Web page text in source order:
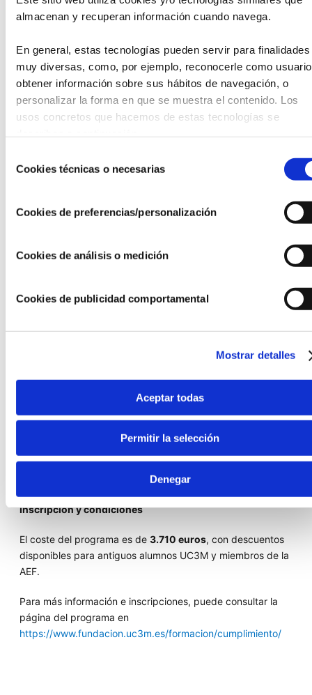
almacenan y recuperan información cuando navega.
En general, estas tecnologías pueden servir para finalidades
muy diversas, como, por ejemplo, reconocerle como
obtener información sobre sus hábitos de navegación, o
personalizar la forma en que se muestra el contenido. Los
usos concretos que hacemos de estas tecnologías se
deCookies técnicas o necesarias
Cookies de preferencias/personalización
Cookies de análisis o medición
Cookies de publicidad comportamental
Mostrar detalles
Aceptar todas
Permitir la selección
Denegar
Ética corporativa y responsabilidad social
Sistemas de gestión de compliance
Elaboración de mapas de riesgos y políticas
internas
Prevención del blanqueo de capitales
Canales de denuncia e investigación interna
Cultura organizativa y habilidades de
Además, el programa cuenta con un claustro de profesores
activo de reconocido prestigio, incluyendo expertos de
Este postgrado está especialmente orientado a:
Responsables de cumplimiento y buen gobierno
Directivos y profesionales de fundaciones
Asesores jurídicos y responsables de riesgos
Asimismo, el programa permite adquirir competencias clave
para desempeñar funciones como
Compliance Officer,
monitorización, perfiles cada vez más demandados en el
Inscripción y condiciones
El coste del programa es de 3.710 euros, con descuentos
disponibles para antiguos alumnos UC3M y miembros de la
AEF.
Para más información e inscripciones, puede consultar la
página del programa en
https://www.fundacion.uc3m.es/formacion/cumplimiento/